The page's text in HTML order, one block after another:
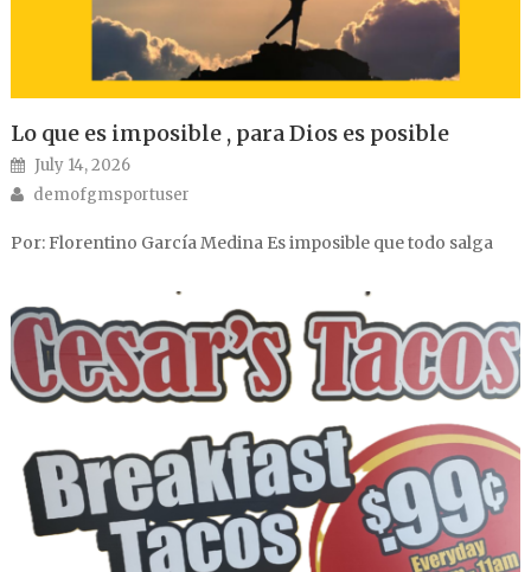
Lo que es imposible , para Dios es posible
Posted on
July 14, 2026
Author
demofgmsportuser
Por: Florentino García Medina Es imposible que todo salga